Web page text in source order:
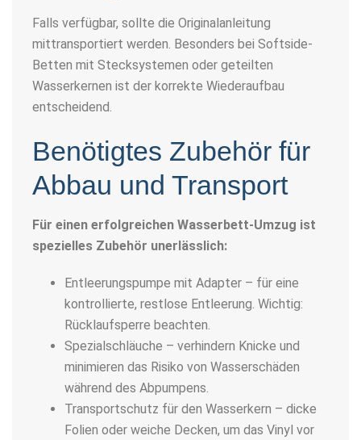
Falls verfügbar, sollte die Originalanleitung
mittransportiert werden. Besonders bei Softside-
Betten mit Stecksystemen oder geteilten
Wasserkernen ist der korrekte Wiederaufbau
entscheidend.
Benötigtes Zubehör für
Abbau und Transport
Für einen erfolgreichen Wasserbett-Umzug ist
spezielles Zubehör unerlässlich:
Entleerungspumpe mit Adapter – für eine
kontrollierte, restlose Entleerung. Wichtig:
Rücklaufsperre beachten.
Spezialschläuche – verhindern Knicke und
minimieren das Risiko von Wasserschäden
während des Abpumpens.
Transportschutz für den Wasserkern – dicke
Folien oder weiche Decken, um das Vinyl vor